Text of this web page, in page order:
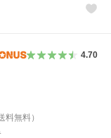
4.70
料無料）